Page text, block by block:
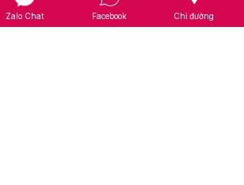
bay rút tiền.Nhận đặt và giao nhanh
Zalo Chat Facebook Chỉ đường